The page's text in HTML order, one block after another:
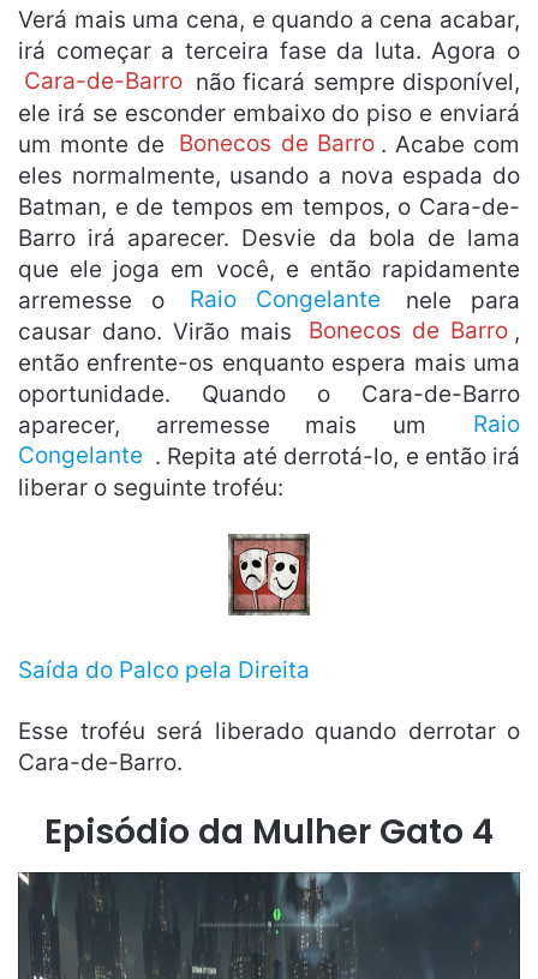
Verá mais uma cena, e quando a cena acabar,
irá começar a terceira fase da luta. Agora o
Cara-de-Barro não ficará sempre disponível,
ele irá se esconder embaixo do piso e enviará
um monte de
Bonecos de Barro . Acabe com
eles normalmente, usando a nova espada do
Batman, e de tempos em tempos, o Cara-de-
Barro irá aparecer. Desvie da bola de lama
que ele joga em você, e então rapidamente
arremesse o
Raio Congelante
nele para
causar dano. Virão mais
Bonecos de Barro ,
então enfrente-os enquanto espera mais uma
oportunidade. Quando o Cara-de-Barro
aparecer, arremesse mais um
Raio
Congelante . Repita até derrotá-lo, e então irá
liberar o seguinte troféu:
Saída do Palco pela Direita
Esse troféu será liberado quando derrotar o
Cara-de-Barro.
Episódio da Mulher Gato 4